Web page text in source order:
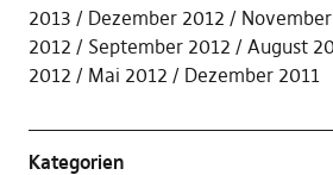
2013
Dezember 2012
2012
September 2012 August
2012
Mai 2012 Dezember 2011
Kategorien